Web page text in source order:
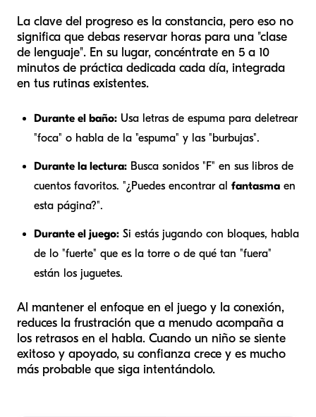
La clave del progreso es la constancia, pero eso no
significa que debas reservar horas para una "clase
de lenguaje". En su lugar, concéntrate en 5 a 10
minutos de práctica dedicada cada día, integrada
en tus rutinas existentes.
Durante el baño: Usa letras de espuma para deletrear
"foca" o habla de la "espuma" y las "burbujas".
Durante la lectura: Busca sonidos "F" en sus libros de
cuentos favoritos. "¿Puedes encontrar al fantasma en
esta página?".
Durante el juego: Si estás jugando con bloques, habla
de lo "fuerte" que es la torre o de qué tan "fuera"
están los juguetes.
Al mantener el enfoque en el juego y la conexión,
reduces la frustración que a menudo acompaña a
los retrasos en el habla. Cuando un niño se siente
exitoso y apoyado, su confianza crece y es mucho
más probable que siga intentándolo.